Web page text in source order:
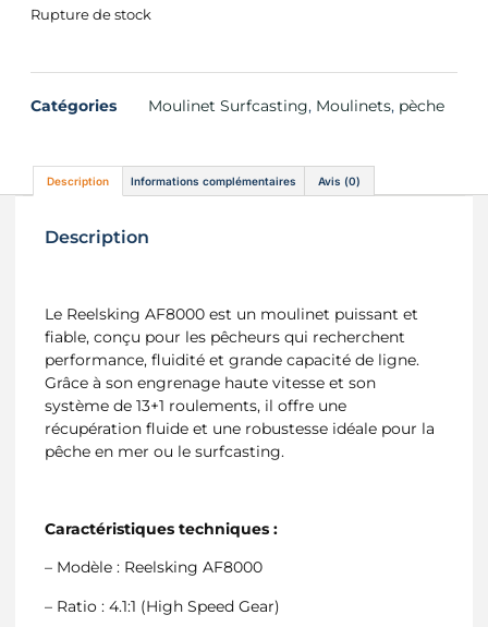
Rupture de stock
Catégories Moulinet Surfcasting, Moulinets, pèche
Description Informations complémentaires Avis (0)
Description
Le Reelsking AF8000 est un moulinet puissant et
fiable, conçu pour les pêcheurs qui recherchent
performance, fluidité et grande capacité de ligne.
Grâce à son engrenage haute vitesse et son
système de 13+1 roulements, il offre une
récupération fluide et une robustesse idéale pour la
pêche en mer ou le surfcasting.
Caractéristiques techniques :
– Modèle : Reelsking AF8000
– Ratio : 4.1:1 (High Speed Gear)